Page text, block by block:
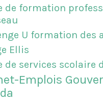
de formation
U formation des
Ellis
de services scolaire
Emplois